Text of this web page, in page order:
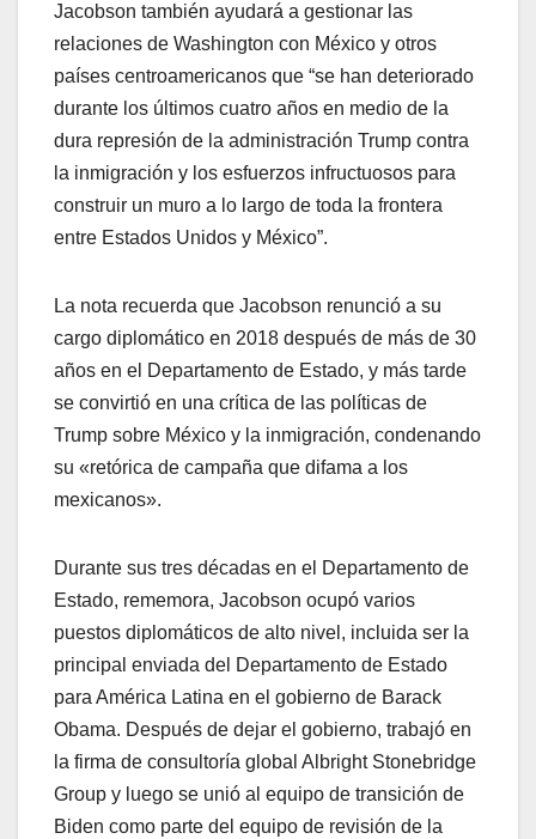
Jacobson también ayudará a gestionar las
relaciones de Washington con México y otros
países centroamericanos que “se han deteriorado
durante los últimos cuatro años en medio de la
dura represión de la administración Trump contra
la inmigración y los esfuerzos infructuosos para
construir un muro a lo largo de toda la frontera
entre Estados Unidos y México”.
La nota recuerda que Jacobson renunció a su
cargo diplomático en 2018 después de más de 30
años en el Departamento de Estado, y más tarde
se convirtió en una crítica de las políticas de
Trump sobre México y la inmigración, condenando
su «retórica de campaña que difama a los
mexicanos».
Durante sus tres décadas en el Departamento de
Estado, rememora, Jacobson ocupó varios
puestos diplomáticos de alto nivel, incluida ser la
principal enviada del Departamento de Estado
para América Latina en el gobierno de Barack
Obama. Después de dejar el gobierno, trabajó en
la firma de consultoría global Albright Stonebridge
Group y luego se unió al equipo de transición de
Biden como parte del equipo de revisión de la